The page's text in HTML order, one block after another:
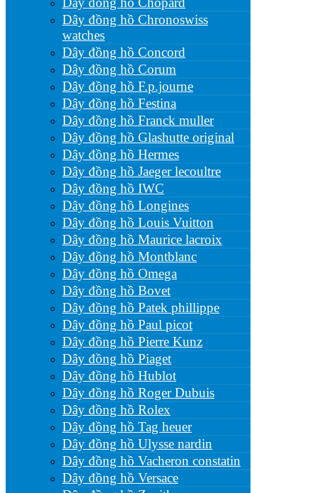
Dây đồng hồ Chronoswiss
watches
Dây đồng hồ Concord
Dây đồng hồ Corum
Dây đồng hồ F.p.journe
Dây đồng hồ Festina
Dây đồng hồ Franck muller
Dây đồng hồ Glashutte original
Dây đồng hồ Hermes
Dây đồng hồ Jaeger lecoultre
Dây đồng hồ IWC
Dây đồng hồ Longines
Dây đồng hồ Louis Vuitton
Dây đồng hồ Maurice lacroix
Dây đồng hồ Montblanc
Dây đồng hồ Omega
Dây đồng hồ Bovet
Dây đồng hồ Patek phillippe
Dây đồng hồ Paul picot
Dây đồng hồ Pierre Kunz
Dây đồng hồ Piaget
Dây đồng hồ Hublot
Dây đồng hồ Roger Dubuis
Dây đồng hồ Rolex
Dây đồng hồ Tag heuer
Dây đồng hồ Ulysse nardin
Dây đồng hồ Vacheron constatin
Dây đồng hồ Versace